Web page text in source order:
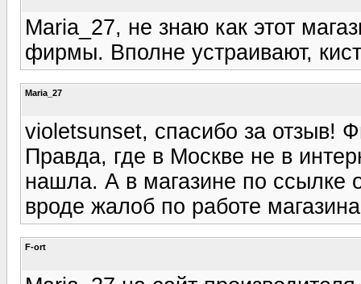
Maria_27, не знаю как этот
фирмы. Вполне устраивают,
Maria_27
violetsunset, спасибо за отзыв!
Правда, где в Москве не в
нашла. А в магазине по ссылке
вроде жалоб по работе
F-ort